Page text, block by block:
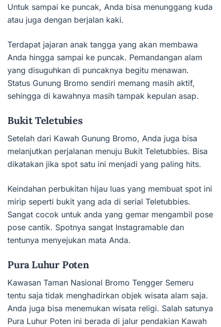
Untuk sampai ke puncak, Anda bisa menunggang kuda
atau juga dengan berjalan kaki.
Terdapat jajaran anak tangga yang akan membawa
Anda hingga sampai ke puncak. Pemandangan alam
yang disuguhkan di puncaknya begitu menawan.
Status Gunung Bromo sendiri memang masih aktif,
sehingga di kawahnya masih tampak kepulan asap.
Bukit Teletubies
Setelah dari Kawah Gunung Bromo, Anda juga bisa
melanjutkan perjalanan menuju Bukit Teletubbies. Bisa
dikatakan jika spot satu ini menjadi yang paling hits.
Keindahan perbukitan hijau luas yang membuat spot ini
mirip seperti bukit yang ada di serial Teletubbies.
Sangat cocok untuk anda yang gemar mengambil pose
pose cantik. Spotnya sangat Instagramable dan
tentunya menyejukan mata Anda.
Pura Luhur Poten
Kawasan Taman Nasional Bromo Tengger Semeru
tentu saja tidak menghadirkan objek wisata alam saja.
Anda juga bisa menemukan wisata religi. Salah satunya
Pura Luhur Poten ini berada di jalur pendakian Kawah